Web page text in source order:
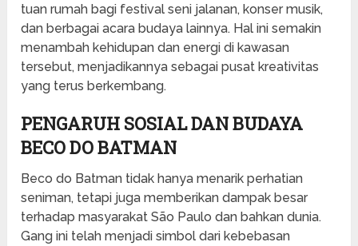
tuan rumah bagi festival seni jalanan, konser musik,
dan berbagai acara budaya lainnya. Hal ini semakin
menambah kehidupan dan energi di kawasan
tersebut, menjadikannya sebagai pusat kreativitas
yang terus berkembang.
PENGARUH SOSIAL DAN BUDAYA
BECO DO BATMAN
Beco do Batman tidak hanya menarik perhatian
seniman, tetapi juga memberikan dampak besar
terhadap masyarakat São Paulo dan bahkan dunia.
Gang ini telah menjadi simbol dari kebebasan